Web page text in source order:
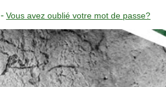
-Vous avez oublié votre mot de passe?